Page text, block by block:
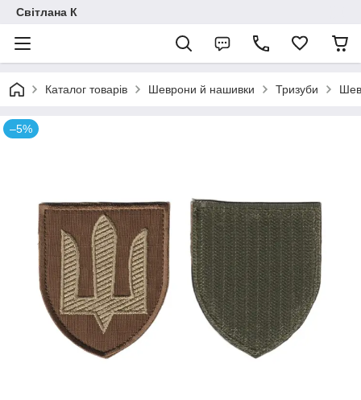
Світлана К
Каталог товарів Шеврони й нашивки Тризуби
–5%